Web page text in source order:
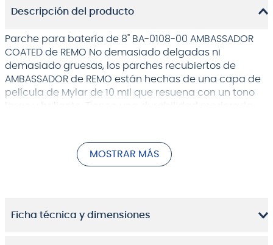
Descripción del producto
Parche para batería de 8" BA-0108-00 AMBASSADOR
COATED de REMO No demasiado delgadas ni
demasiado gruesas, los parches recubiertos de
AMBASSADOR de REMO están hechas de una capa de
película de Mylar de 10 mil que resuena con un tono
largo y brillante. Tienen una durabilidad moderada:
o rock ligero a medio! La superficie recubierta
proporciona al parche un tono ligeramente más
MOSTRAR MÁS
Ficha técnica y dimensiones